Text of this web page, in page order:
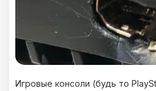
Игровые консоли (будь то